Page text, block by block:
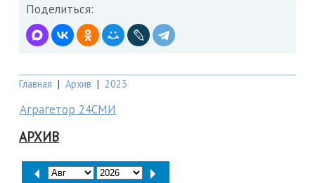
Поделиться:
Главная | Архив | 2023
Аграгетор 24СМИ
АРХИВ